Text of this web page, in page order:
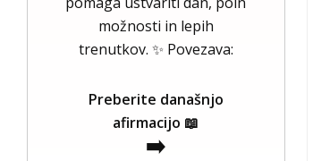
možnosti in lepih
trenutkov. ✨ Povezava:
Preberite današnjo
afirmacijo 📖
➡️